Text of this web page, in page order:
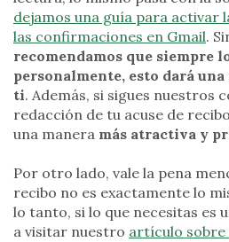
dejamos una guía para activar
las confirmaciones en Gmail.
recomendamos que siempre
personalmente, esto dará
ti. Además, si sigues nuestros
redacción de tu acuse de
una manera más atractiva y
Por otro lado, vale la pena
recibo no es exactamente lo
lo tanto, si lo que necesitas es
a visitar nuestro artículo sobre